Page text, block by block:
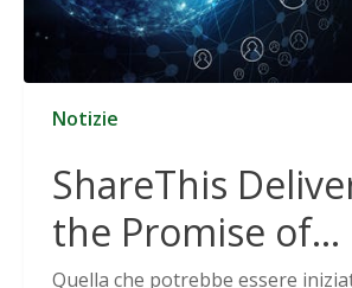
Notizie
ShareThis
the Promise of
Quella che potrebbe essere